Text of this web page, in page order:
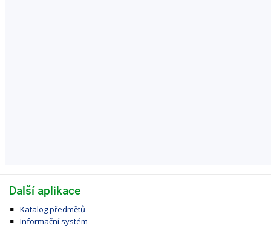
Další aplikace
Katalog předmětů
Informační systém